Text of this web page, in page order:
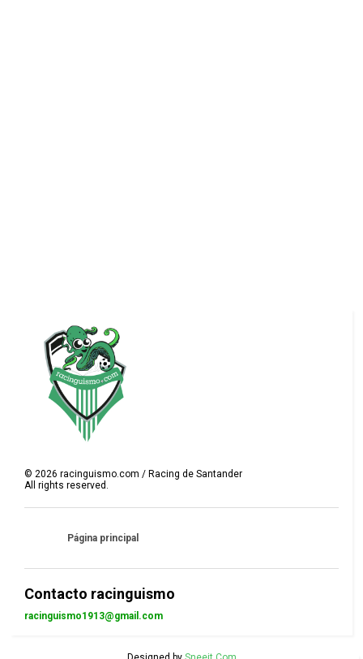
©2026 racinguismo.com / Racing de Santander
All rights reserved.
Página principal
Contacto racinguismo
racinguismo1913@gmail.com